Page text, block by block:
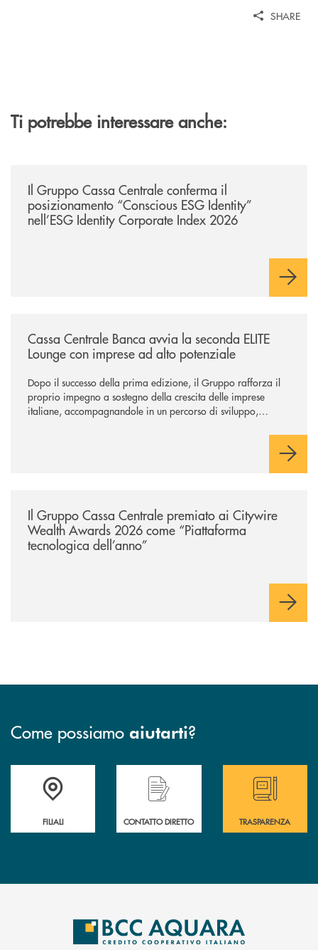
SHARE
Ti potrebbe interessare anche:
Il Gruppo Cassa Centrale conferma il
posizionamento “Conscious ESG Identity”
nell’ESG Identity Corporate Index 2026
Cassa Centrale Banca avvia la seconda ELITE
Lounge con imprese ad alto potenziale
Dopo il successo della prima edizione, il Gruppo rafforza il
proprio impegno a sostegno della crescita delle imprese
italiane, accompagnandole in un percorso di sviluppo,
Il Gruppo Cassa Centrale premiato ai Citywire
Wealth Awards 2026 come “Piattaforma
tecnologica dell’anno”
Come possiamo aiutarti?
Trova la filiale più vicina a te
FILIALI
Hai bisogno di assistenza immediata ?
CONTATTO DIRETTO
Hai bisogno di
TRASPARENZA